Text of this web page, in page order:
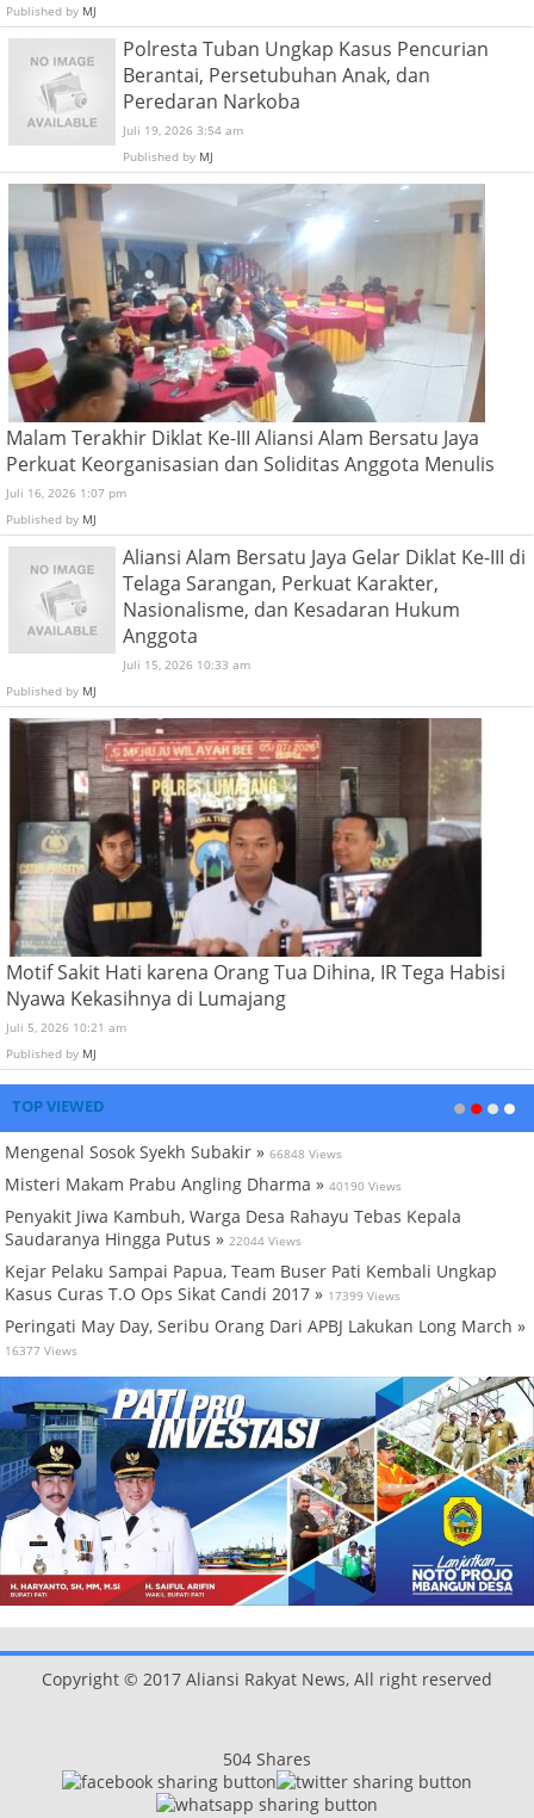
Published by MJ
Polresta Tuban Ungkap Kasus Pencurian
Berantai, Persetubuhan Anak, dan
Peredaran Narkoba
Juli 19, 2026 3:54 am
Published by MJ
Malam Terakhir Diklat Ke-III Aliansi Alam Bersatu Jaya
Perkuat Keorganisasian dan Soliditas Anggota Menulis
Juli 16, 2026 1:07 pm
Published by MJ
Aliansi Alam Bersatu Jaya Gelar Diklat Ke-III di
Telaga Sarangan, Perkuat Karakter,
Nasionalisme, dan Kesadaran Hukum
Anggota
Juli 15, 2026 10:33 am
Published by MJ
Motif Sakit Hati karena Orang Tua Dihina, IR Tega Habisi
Nyawa Kekasihnya di Lumajang
Juli 5, 2026 10:21 am
Published by MJ
TOP VIEWED
Mengenal Sosok Syekh Subakir » 66848 Views
Misteri Makam Prabu Angling Dharma » 40190 Views
Penyakit Jiwa Kambuh, Warga Desa Rahayu Tebas Kepala
Saudaranya Hingga Putus » 22044 Views
Kejar Pelaku Sampai Papua, Team Buser Pati Kembali Ungkap
Kasus Curas T.O Ops Sikat Candi 2017 » 17399 Views
Peringati May Day, Seribu Orang Dari APBJ Lakukan Long March »
16377 Views
Copyright © 2017 Aliansi Rakyat News, All right reserved
504 Shares